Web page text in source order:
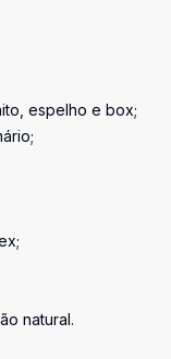
espelho e box;
natural.